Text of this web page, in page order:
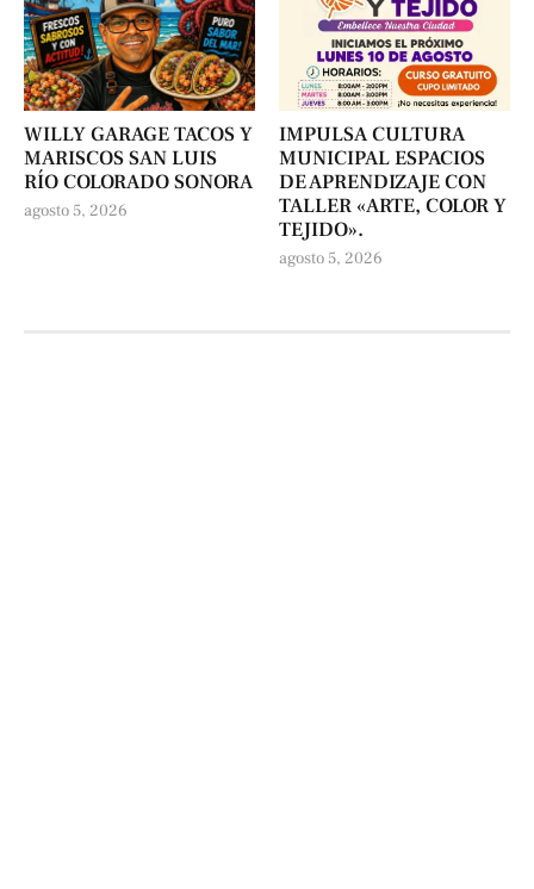
WILLY GARAGE TACOS Y
MARISCOS SAN LUIS
RÍO COLORADO SONORA
agosto 5, 2026
IMPULSA CULTURA
MUNICIPAL ESPACIOS
DE APRENDIZAJE CON
TALLER «ARTE, COLOR Y
TEJIDO».
agosto 5, 2026